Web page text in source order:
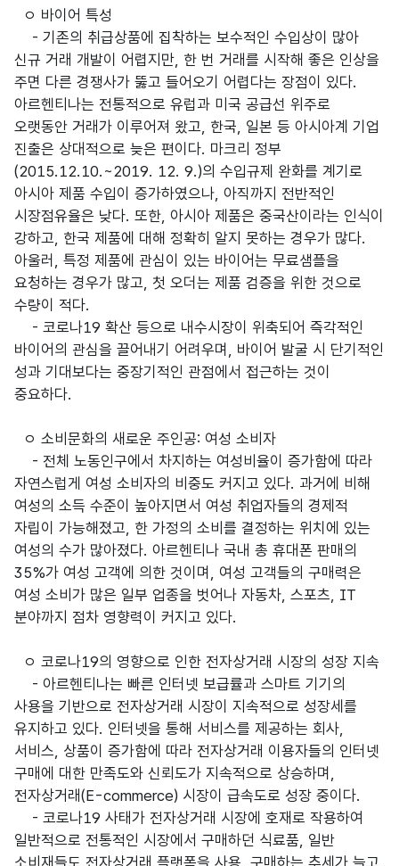
ㅇ 바이어 특성
- 기존의 취급상품에 집착하는 보수적인 수입상이 많아
신규 거래 개발이 어렵지만, 한 번 거래를 시작해 좋은 인상을
주면 다른 경쟁사가 뚫고 들어오기 어렵다는 장점이 있다.
아르헨티나는 전통적으로 유럽과 미국 공급선 위주로
오랫동안 거래가 이루어져 왔고, 한국, 일본 등 아시아계 기업
진출은 상대적으로 늦은 편이다. 마크리 정부
(2015.12.10.~2019. 12. 9.)의 수입규제 완화를 계기로
아시아 제품 수입이 증가하였으나, 아직까지 전반적인
시장점유율은 낮다. 또한, 아시아 제품은 중국산이라는 인식이
강하고, 한국 제품에 대해 정확히 알지 못하는 경우가 많다.
아울러, 특정 제품에 관심이 있는 바이어는 무료샘플을
요청하는 경우가 많고, 첫 오더는 제품 검증을 위한 것으로
수량이 적다.
- 코로나19 확산 등으로 내수시장이 위축되어 즉각적인
바이어의 관심을 끌어내기 어려우며, 바이어 발굴 시 단기적인
성과 기대보다는 중장기적인 관점에서 접근하는 것이
중요하다.
ㅇ 소비문화의 새로운 주인공: 여성 소비자
- 전체 노동인구에서 차지하는 여성비율이 증가함에 따라
자연스럽게 여성 소비자의 비중도 커지고 있다. 과거에 비해
여성의 소득 수준이 높아지면서 여성 취업자들의 경제적
자립이 가능해졌고, 한 가정의 소비를 결정하는 위치에 있는
여성의 수가 많아졌다. 아르헨티나 국내 총 휴대폰 판매의
35%가 여성 고객에 의한 것이며, 여성 고객들의 구매력은
여성 소비가 많은 일부 업종을 벗어나 자동차, 스포츠, IT
분야까지 점차 영향력이 커지고 있다.
ㅇ 코로나19의 영향으로 인한 전자상거래 시장의 성장 지속
- 아르헨티나는 빠른 인터넷 보급률과 스마트 기기의
사용을 기반으로 전자상거래 시장이 지속적으로 성장세를
유지하고 있다. 인터넷을 통해 서비스를 제공하는 회사,
서비스, 상품이 증가함에 따라 전자상거래 이용자들의 인터넷
구매에 대한 만족도와 신뢰도가 지속적으로 상승하며,
전자상거래(E-commerce) 시장이 급속도로 성장 중이다.
- 코로나19 사태가 전자상거래 시장에 호재로 작용하여
일반적으로 전통적인 시장에서 구매하던 식료품, 일반
소비재들도 전자상거래 플랫폼을 사용, 구매하는 추세가 늘고